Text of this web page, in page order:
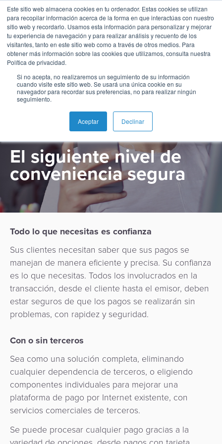
Este sitio web almacena cookies en tu ordenador. Estas cookies se utilizan
para recopilar información acerca de la forma en que interactúas con nuestro
sitio web y recordarlo. Usamos esta información para personalizar y mejorar
tu experiencia de navegación y para realizar análisis y recuento de los
visitantes, tanto en este sitio web como a través de otros medios. Para
obtener más información sobre las cookies que utilizamos, consulta nuestra
Política de privacidad.
Si no acepta, no realizaremos un seguimiento de su información
cuando visite este sitio web. Se usará una única cookie en su
navegador para recordar sus preferencias, no para realizar ningún
seguimiento.
Aceptar Declinar
English
Français
Español
Home
Administración
Tarjetas
Later
Banca
Digital
Super
Apps
Préstamos
digitales
API
Administración
Comercios
Facturación
SoftPOS
Gestión
Emisión
Pagos
inmediatos
Adquiriencia
SoftPOS
Pagos
QR
Hub
de
pago
Facturación
Gestión
riesgos
y
fraudes
ACS
3D
Comercio
Buy
Pay
Later
Pagos
QR
Pago
propinas
de
compras
Aplicación
de
comerciante
Fidelización
Cobro
automatizado
de
tarifas
Marketplace
Servicios
Emisión
Gestión
de
Comercio
electrónico
como
Servicio
Gestión
Fraudes
como
Servicio
Switch
como
Servicio
Adquisición
de
Cajeros
Automáticos
como
Servicio
Casos
de
uso
Banca
Neobanco
Proveedor
de
servicios
pago
Operador
de
transporte
Gobierno
Movilidad
Urbana
/
Transporte
Banco
Central
Recursos
Informes
analistas
de
éxito
Guías
Organización
Noticias
Sobre
BPC
Ubicaciones
Contacto
SOLUCION
Comercio
electrónico
El siguiente nivel de
conveniencia segura
Todo lo que necesitas es confianza
Sus clientes necesitan saber que sus pagos se
manejan de manera eficiente y precisa. Su confianza
es lo que necesitas. Todos los involucrados en la
transacción, desde el cliente hasta el emisor, deben
estar seguros de que los pagos se realizarán sin
problemas, con rapidez y seguridad.
Con o sin terceros
Sea como una solución completa, eliminando
cualquier dependencia de terceros, o eligiendo
componentes individuales para mejorar una
plataforma de pago por Internet existente, con
servicios comerciales de terceros.
Se puede procesar cualquier pago gracias a la